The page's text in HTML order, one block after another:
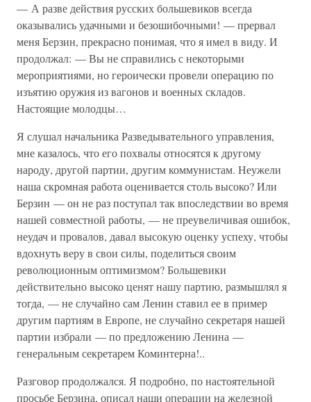
— А разве действия русских большевиков всегда
оказывались удачными и безошибочными! — прервал
меня Берзин, прекрасно понимая, что я имел в виду. И
продолжал: — Вы не справились с некоторыми
мероприятиями, но героически провели операцию по
изъятию оружия из вагонов и военных складов.
Настоящие молодцы…
Я слушал начальника Разведывательного управления,
мне казалось, что его похвалы относятся к другому
народу, другой партии, другим коммунистам. Неужели
наша скромная работа оценивается столь высоко? Или
Берзин — он не раз поступал так впоследствии во время
нашей совместной работы, — не преувеличивая ошибок,
неудач и провалов, давал высокую оценку успеху, чтобы
вдохнуть веру в свои силы, поделиться своим
революционным оптимизмом? Большевики
действительно высоко ценят нашу партию, размышлял я
тогда, — не случайно сам Ленин ставил ее в пример
другим партиям в Европе, не случайно секретаря нашей
партии избрали — по предложению Ленина —
генеральным секретарем Коминтерна!..
Разговор продолжался. Я подробно, по настоятельной
просьбе Берзина, описал наши операции на железной